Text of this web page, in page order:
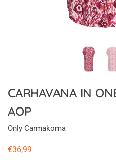
CARHAVANA IN
AOP
Only Carmakoma
€36,99